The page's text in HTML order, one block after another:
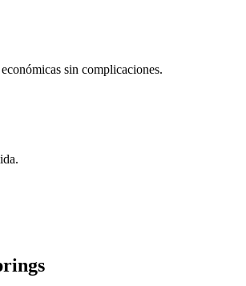
sin complicaciones.